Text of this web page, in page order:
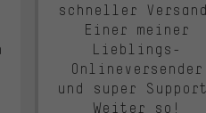
schneller
Einer meiner
Lieblings-
Onlineversender
und super
Weiter so!